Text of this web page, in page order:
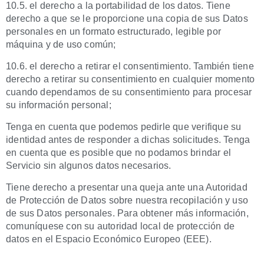
10.5. el derecho a la portabilidad de los datos. Tiene
derecho a que se le proporcione una copia de sus Datos
personales en un formato estructurado, legible por
máquina y de uso común;
10.6. el derecho a retirar el consentimiento. También tiene
derecho a retirar su consentimiento en cualquier momento
cuando dependamos de su consentimiento para procesar
su información personal;
Tenga en cuenta que podemos pedirle que verifique su
identidad antes de responder a dichas solicitudes. Tenga
en cuenta que es posible que no podamos brindar el
Servicio sin algunos datos necesarios.
Tiene derecho a presentar una queja ante una Autoridad
de Protección de Datos sobre nuestra recopilación y uso
de sus Datos personales. Para obtener más información,
comuníquese con su autoridad local de protección de
datos en el Espacio Económico Europeo (EEE).